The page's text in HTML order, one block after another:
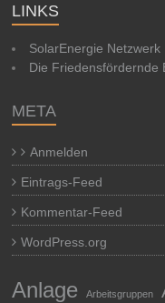
LINKS
SolarEnergie Netzwerk
Die Friedensfördernde
META
Anmelden
Eintrags-Feed
Kommentar-Feed
WordPress.org
Anlage Arbeitsgruppen